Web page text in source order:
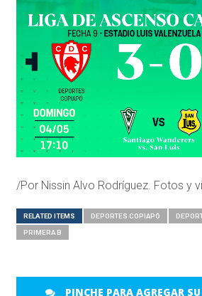
/Por Nissin Alvo Rodríguez. Fotos y
RELATED ITEMS DEPORTES COPIAPÓ
PRIMERA B
PINCHE PARA AGREGAR